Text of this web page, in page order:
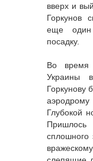
вверх и
Горкунов
еще
посадку.
Во время
Украины
Горкунову
Глубокой
сплошного